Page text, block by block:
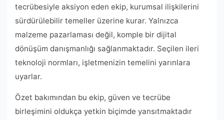
tecrübesiyle aksiyon eden ekip, kurumsal ilişkilerini
sürdürülebilir temeller üzerine kurar. Yalnızca
malzeme pazarlaması değil, komple bir dijital
dönüşüm danışmanlığı sağlanmaktadır. Seçilen ileri
teknoloji normları, işletmenizin temelini yarınlara
uyarlar.
Özet bakımından bu ekip, güven ve tecrübe
birleşimini oldukça yetkin biçimde yansıtmaktadır